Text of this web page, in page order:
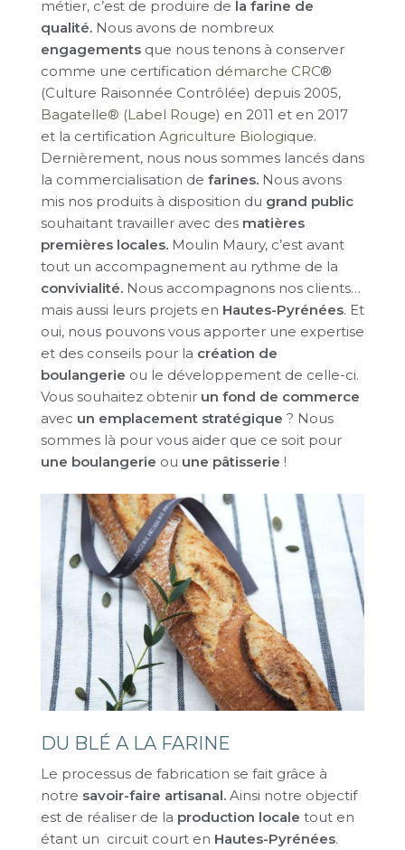
métier, c’est de produire de la farine de
qualité. Nous avons de nombreux
engagements que nous tenons à conserver
comme une certification démarche CRC®
(Culture Raisonnée Contrôlée) depuis 2005,
Bagatelle® (Label Rouge) en 2011 et en 2017
et la certification Agriculture Biologique.
Dernièrement, nous nous sommes lancés dans
la commercialisation de farines. Nous avons
mis nos produits à disposition du grand public
souhaitant travailler avec des matières
premières locales. Moulin Maury, c’est avant
tout un accompagnement au rythme de la
convivialité. Nous accompagnons nos clients…
mais aussi leurs projets en Hautes-Pyrénées. Et
oui, nous pouvons vous apporter une expertise
et des conseils pour la création de
boulangerie ou le développement de celle-ci.
Vous souhaitez obtenir un fond de commerce
avec un emplacement stratégique ? Nous
sommes là pour vous aider que ce soit pour
une boulangerie ou une pâtisserie !
DU BLÉ A LA FARINE
Le processus de fabrication se fait grâce à
notre savoir-faire artisanal. Ainsi notre objectif
est de réaliser de la production locale tout en
étant un circuit court en Hautes-Pyrénées.